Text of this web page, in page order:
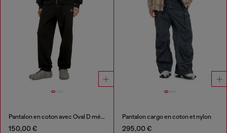
Pantalon en coton avec Oval D métallique
150,00 €
Pantalon cargo en coton et nylon
295,00 €